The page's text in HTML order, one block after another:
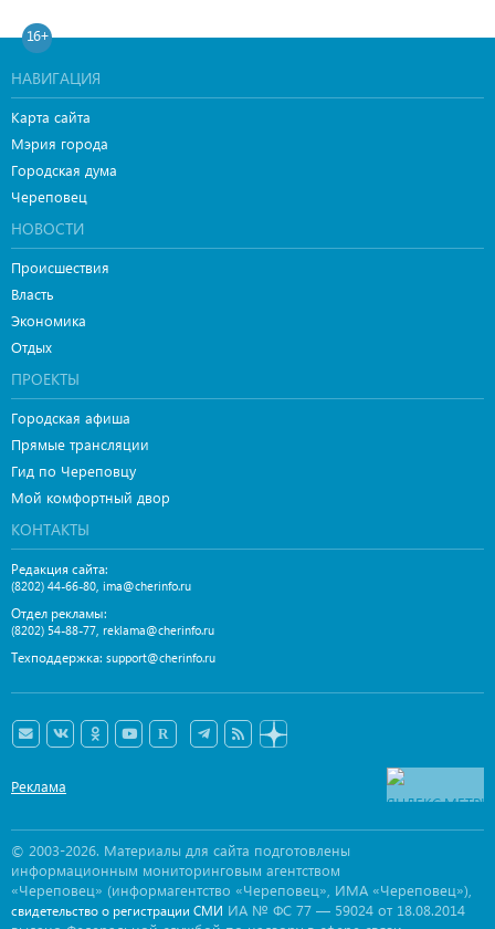
16+
НАВИГАЦИЯ
Карта сайта
Мэрия города
Городская дума
Череповец
НОВОСТИ
Происшествия
Власть
Экономика
Отдых
ПРОЕКТЫ
Городская афиша
Прямые трансляции
Гид по Череповцу
Мой комфортный двор
КОНТАКТЫ
Редакция сайта:
(8202) 44-66-80, ima@cherinfo.ru
Отдел рекламы:
(8202) 54-88-77, reklama@cherinfo.ru
Техподдержка: support@cherinfo.ru
Реклама
© 2003-2026. Материалы для сайта подготовлены
информационным мониторинговым агентством
«Череповец» (информагентство «Череповец», ИМА «Череповец»),
свидетельство о регистрации СМИ ИА № ФС 77 — 59024 от 18.08.2014